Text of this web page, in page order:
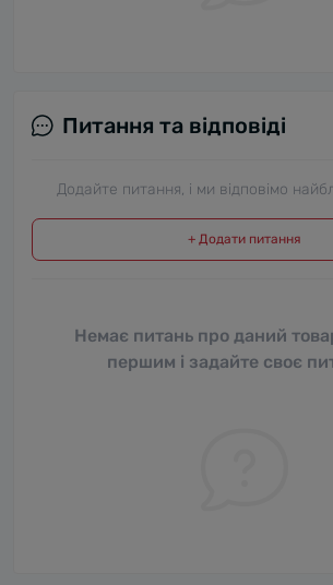
Питання та відповіді
Додайте питання, і ми відповімо
+ Додати питання
Немає питань про даний
першим і задайте своє